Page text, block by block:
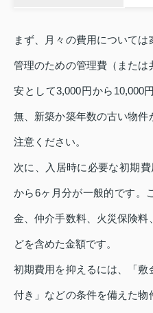
まず、月々の費用について
管理のための管理費（または
安として3,000円から10,000
無、新築か築年数の古い物
注意ください。
次に、入居時に必要な初期
から6ヶ月分が一般的です。
金、仲介手数料、火災保険
どを含めた金額です。
初期費用を抑えるには、「敷
付き」などの条件を備えた